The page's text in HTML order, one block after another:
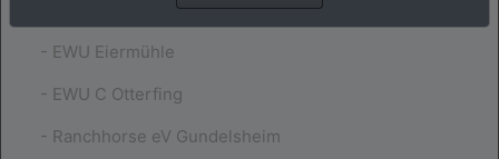
- EWU Eiermühle
- EWU C Otterfing
- Ranchhorse eV Gundelsheim